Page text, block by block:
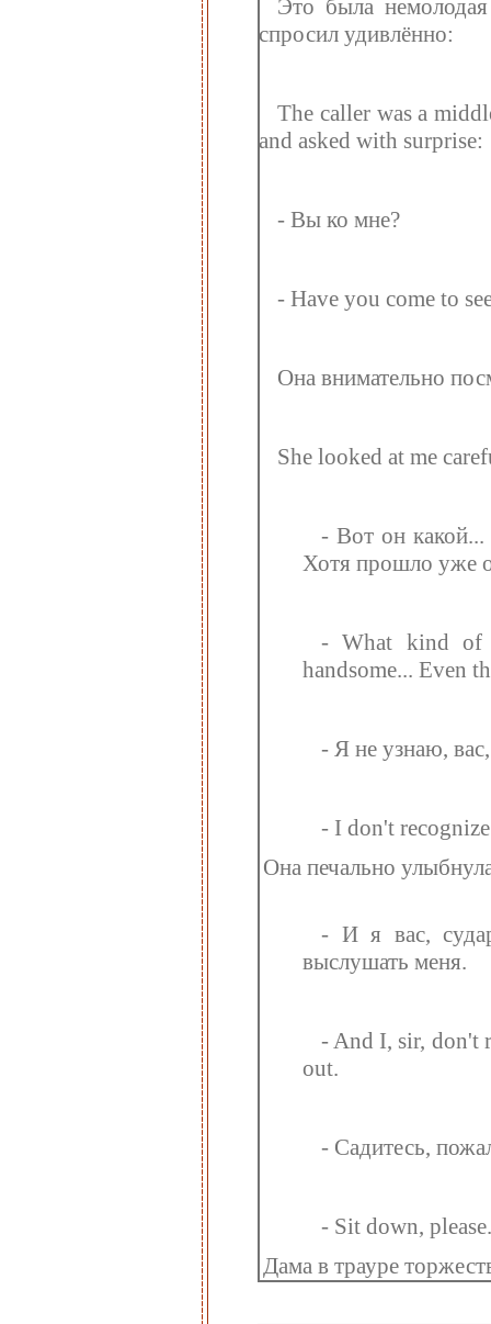
Это была
спросил удивлённо:
The caller was a
and asked with surprise:
- Вы ко мне?
- Have you come to
Она внимательно
She looked at me
- Вот он какой...
Хотя прошло уже
- What kind of
handsome... Even
- Я не узнаю,
- I don't
Она печально
- И я вас,
выслушать меня.
- And I, sir, don't
out.
- Садитесь,
- Sit down,
Дама в трауре